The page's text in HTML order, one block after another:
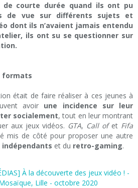
courte durée quand ils ont pu
de vue sur différents sujets et
dont ils n’avaient jamais entendu
ils ont su se questionner sur
formats
était de faire réaliser à ces jeunes à
avoir une incidence sur leur
socialement, tout en leur montrant
aux jeux vidéos. GTA, Call ofet Fifa
mis de côté pour proposer une autre
indépendants et du retro-gaming.